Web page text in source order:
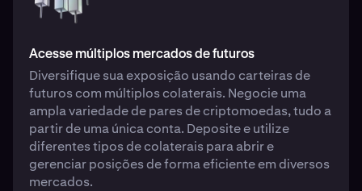
Acesse múltiplos mercados de futuros
Diversifique sua exposição usando carteiras de
futuros com múltiplos colaterais. Negocie uma
ampla variedade de pares de criptomoedas, tudo a
partir de uma única conta. Deposite e utilize
diferentes tipos de colaterais para abrir e
gerenciar posições de forma eficiente em diversos
mercados.